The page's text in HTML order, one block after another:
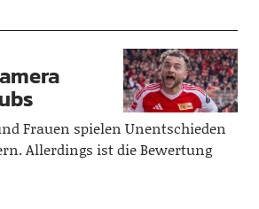
Frauen spielen Unentschieden
Allerdings ist die Bewertung